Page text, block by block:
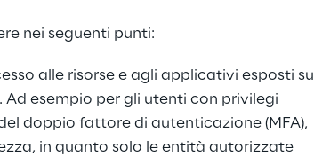
nei seguenti punti:
alle risorse e agli applicativi esposti sul
Ad esempio per gli utenti con privilegi
doppio fattore di autenticazione (MFA),
in quanto solo le entità autorizzate